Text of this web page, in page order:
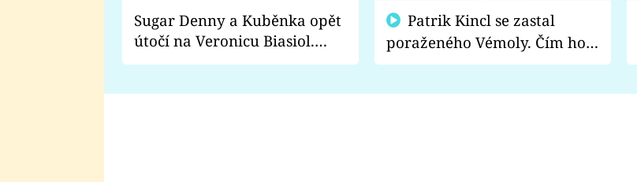
Sugar Denny a Kuběnka opět
útočí na Veronicu Biasiol.
Proč je podle nich falešná a
poraženého Vémoly. Čím ho
fanoušci naštvali?